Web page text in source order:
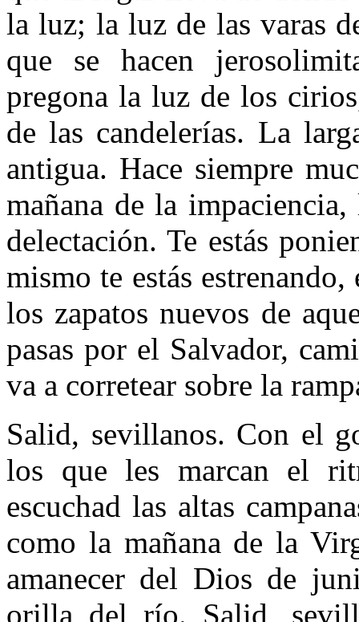
la luz; la luz de las varas
que se hacen
pregona la luz de los
de las candelerías. La
antigua. Hace siempre
mañana de la
delectación. Te estás
mismo te estás
los zapatos nuevos de
pasas por el Salvador,
va a corretear sobre la
Salid, sevillanos. Con el
los que les marcan el
escuchad las altas
como la mañana de la
amanecer del Dios de
orilla del río. Salid,